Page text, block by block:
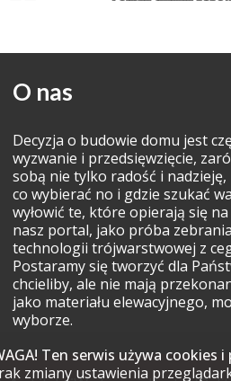
Ten serwis używa cookies
zmiany ustawienia
O nas
Decyzja o budowie domu jest
wyzwanie i przedsięwzięcie,
sobą nie tylko radość i
co wybierać no i gdzie szukać
wyłowić te, które opierają się
nasz portal, jako próba
technologii trójwarstwowej z
Postaramy się tworzyć dla
chcieliby, ale nie mają
jako materiału elewacyjnego,
wyborze.